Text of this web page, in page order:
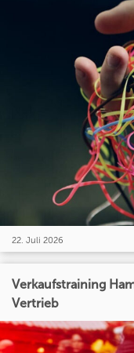
22. Juli 2026
Verkaufstraining
Vertrieb